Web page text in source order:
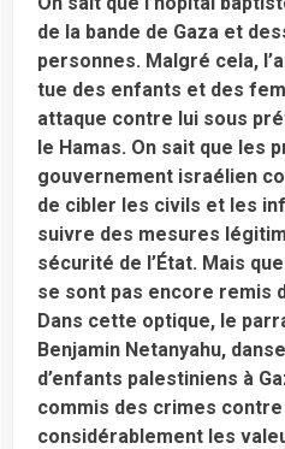
de la bande de Gaza et
personnes. Malgré cela,
tue des enfants et des
attaque contre lui sous
le Hamas. On sait que les
gouvernement israélien
de cibler les civils et les
suivre des mesures
sécurité de l’État. Mais
se sont pas encore remis
Dans cette optique, le
Benjamin Netanyahu,
d’enfants palestiniens à
commis des crimes
considérablement les